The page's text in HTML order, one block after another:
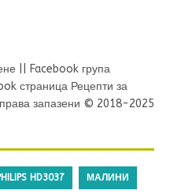
Facebook група
страница Рецепти за
запазени © 2018-2025
HD3037 МАЛИНИ